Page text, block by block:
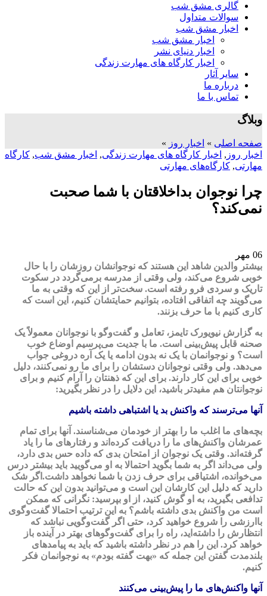
گالری مشق شب
سوالات متداول
اخبار مشق شب
اخبار مشق شب
اخبار دنیای نشر
اخبار کارگاه های مهارت زندگی
سایر آثار
درباره ما
تماس با ما
وبلاگ
صفحه اصلی » اخبار روز »
اخبار روز , اخبار کارگاه های مهارت زندگی, اخبار مشق شب, کارگاه
مهارتی, کارگاه‌های مهارتی
چرا نوجوان بداخلاقتان با شما صحبت
نمی‌کند؟
06 مهر
بیشتر والدین شاهد این هستند که نوجوانشان روزشان را با حال
خوبی شروع می‌کند، ولی وقتی از مدرسه برمی‌گردد در سکوت
تاریک و سردی فرو رفته است. سخت‌تر از این که وقتی به ما
می‌گویند چه اتفاقی افتاده، بتوانیم حمایتشان کنیم، این است که
کاری کنیم با ما حرف بزنند.
به گزارش نیویورک تایمز، تعامل و گفت‌وگو با نوجوانان معمولاً یک
صحنه قابل پیش‌بینی است. ما با جدیت می‌پرسیم اوضاع خوب
است؟ و نوجوانمان با یک نه بدون ادامه یا یک آره دروغی جواب
می‌دهد. ولی وقتی نوجوانان دستشان را برای ما رو نمی‌کنند، دلیل
خوبی برای این کار دارند. برای این که ذهنتان را آرام کنیم و برای
نوجوانتان هم مفیدتر باشید، این دلایل را در نظر بگیرید:
آنها می‌ترسند که واکنش بد یا اشتباهی داشته باشیم
بچه‌های ما اغلب ما را بهتر از خودمان می‌شناسند. آنها برای تمام
عمرشان واکنش‌های ما را دریافت کرده‌اند و رفتارهای ما را یاد
گرفته‌اند. وقتی یک نوجوان از امتحان بدی که داده حس بدی دارد،
ولی می‌داند اگر به شما بگوید احتمالا به او می‌گویید باید بیشتر درس
می‌خوانده، اشتیاقی برای حرف زدن با شما نخواهد داشت.اگر شک
دارید که دلیل این کارشان این است و می‌توانید بدون این که حالت
تدافعی بگیرید، به او گوش کنید، از او بپرسید: نگرانی که ممکن
است من واکنش بدی داشته باشم؟ به این ترتیب احتمالا گفت‌وگوی
باارزشی را شروع خواهید کرد، حتی اگر گفت‌وگویی نباشد که
انتظارش را داشته‌اید، راه را برای گفت‌وگوهای بهتر در آینده باز
خواهد کرد. این را هم در نظر داشته باشید که باید به پیامدهای
بلندمدت گفتن این جمله که «بهت گفته بودم» به نوجوانمان فکر
کنیم.
آنها واکنش‌های ما را پیش‌بینی می‌کنند